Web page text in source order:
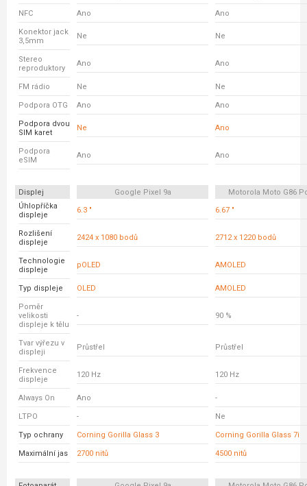
NFC Ano Ano
Konektor jack
3,5mm
Ne Ne
Stereo
reproduktory
Ano Ano
FM rádio Ne Ne
Podpora OTG Ano Ano
Podpora dvou
SIM karet
Ne Ano
Podpora
eSIM
Ano Ano
Displej Google Pixel 9a
Motorola Moto G86
Úhlopříčka
displeje
6.3 " 6.67 "
Rozlišení
displeje
2424 x 1080 bodů 2712 x 1220 bodů
Technologie
displeje
pOLED AMOLED
Typ displeje OLED AMOLED
Poměr
velikosti
displeje k tělu
- 90 %
Tvar výřezu v
displeji
Průstřel Průstřel
Frekvence
displeje
120 Hz 120 Hz
Always On Ano -
LTPO - Ne
Typ ochrany Corning Gorilla Glass 3 Corning Gorilla Glass 7i
Maximální jas 2700 nitů 4500 nitů